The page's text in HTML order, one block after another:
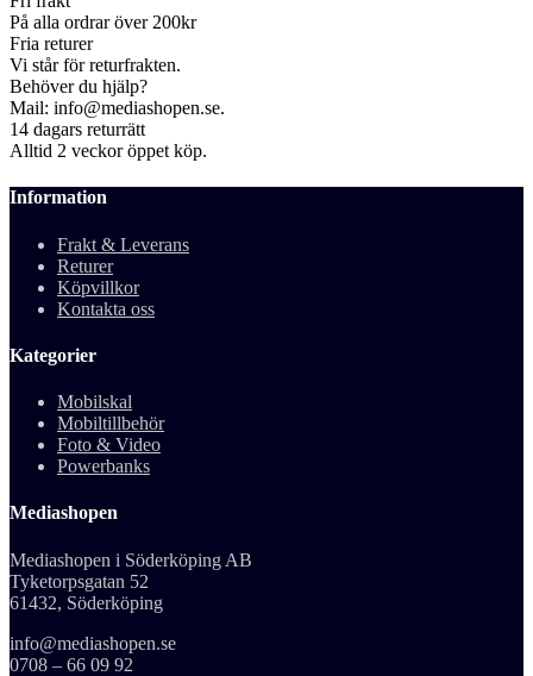
På alla ordrar över 200kr
Fria returer
Vi står för returfrakten.
Behöver du hjälp?
Mail: info@mediashopen.se.
14 dagars returrätt
Alltid 2 veckor öppet köp.
Information
Frakt & Leverans
Returer
Köpvillkor
Kontakta oss
Kategorier
Mobilskal
Mobiltillbehör
Foto & Video
Powerbanks
Mediashopen
Mediashopen i Söderköping AB
Tyketorpsgatan 52
61432, Söderköping
info@mediashopen.se
0708 – 66 09 92